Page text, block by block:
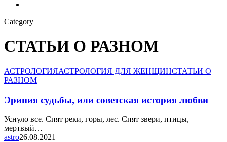
Category
СТАТЬИ О РАЗНОМ
АСТРОЛОГИЯАСТРОЛОГИЯ ДЛЯ ЖЕНЩИНСТАТЬИ О
РАЗНОМ
Эриния судьбы, или советская история любви
Уснуло все. Спят реки, горы, лес. Спят звери, птицы,
мертвый…
astro26.08.2021